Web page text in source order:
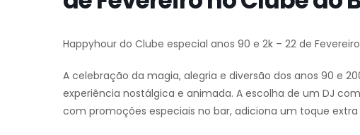
Happyhour do Clube especial anos 90 e 2k – 22 de
A celebração da magia, alegria e diversão dos anos 90 e
experiência nostálgica e animada. A escolha de um DJ
com promoções especiais no bar, adiciona um toque